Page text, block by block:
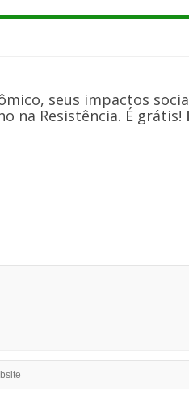
seus impactos
na Resistência. É grátis!